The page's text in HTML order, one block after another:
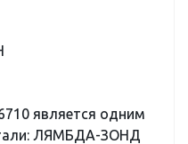
является одним
ЛЯМБДА-ЗОНД